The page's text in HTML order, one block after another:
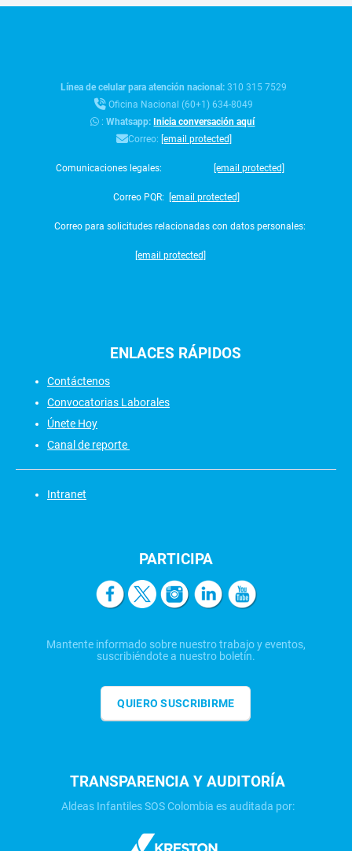
Línea de celular para atención nacional:310 315 7529
Oficina Nacional (60+1) 634-8049
:Whatsapp: Inicia conversación aquí
Correo: [email protected]
Comunicaciones legales: [email protected]
Correo PQR: [email protected]
Correo para solicitudes relacionadas con datos personales:
[email protected]
ENLACES RÁPIDOS
Contáctenos
Convocatorias Laborales
Únete Hoy
Canal de reporte
Intranet
PARTICIPA
Mantente informado sobre nuestro trabajo y eventos,
suscribiéndote a nuestro boletín.
QUIERO SUSCRIBIRME
TRANSPARENCIA Y AUDITORÍA
Aldeas Infantiles SOS Colombia es auditada por: